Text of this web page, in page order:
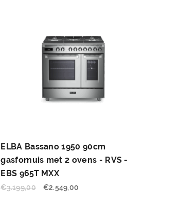
ELBA Bassano 1950 90cm
gasfornuis met 2 ovens - RVS -
EBS 965T MXX
€3.199,00 €2.549,00